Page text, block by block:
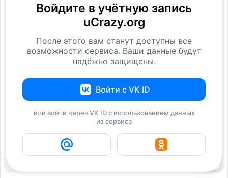
Войдите в учётную запись
uCrazy.org
После этого вам станут доступны все
возможности сервиса. Ваши данные будут
надёжно защищены.
Войти с VK ID
или войти через VK ID с использованием данных
из сервиса